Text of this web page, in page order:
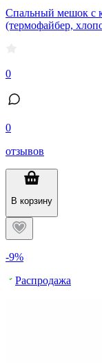
Спальный мешок
(термофайбер,
0
0
отзывов
В корзину
-9%
Распродажа